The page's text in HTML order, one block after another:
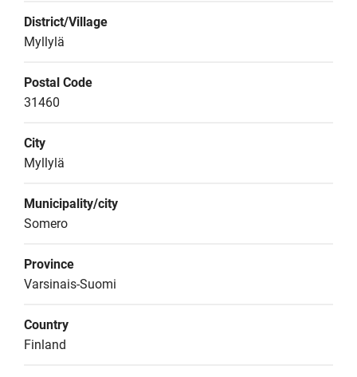
District/Village
Myllylä
Postal Code
31460
City
Myllylä
Municipality/city
Somero
Province
Varsinais-Suomi
Country
Finland